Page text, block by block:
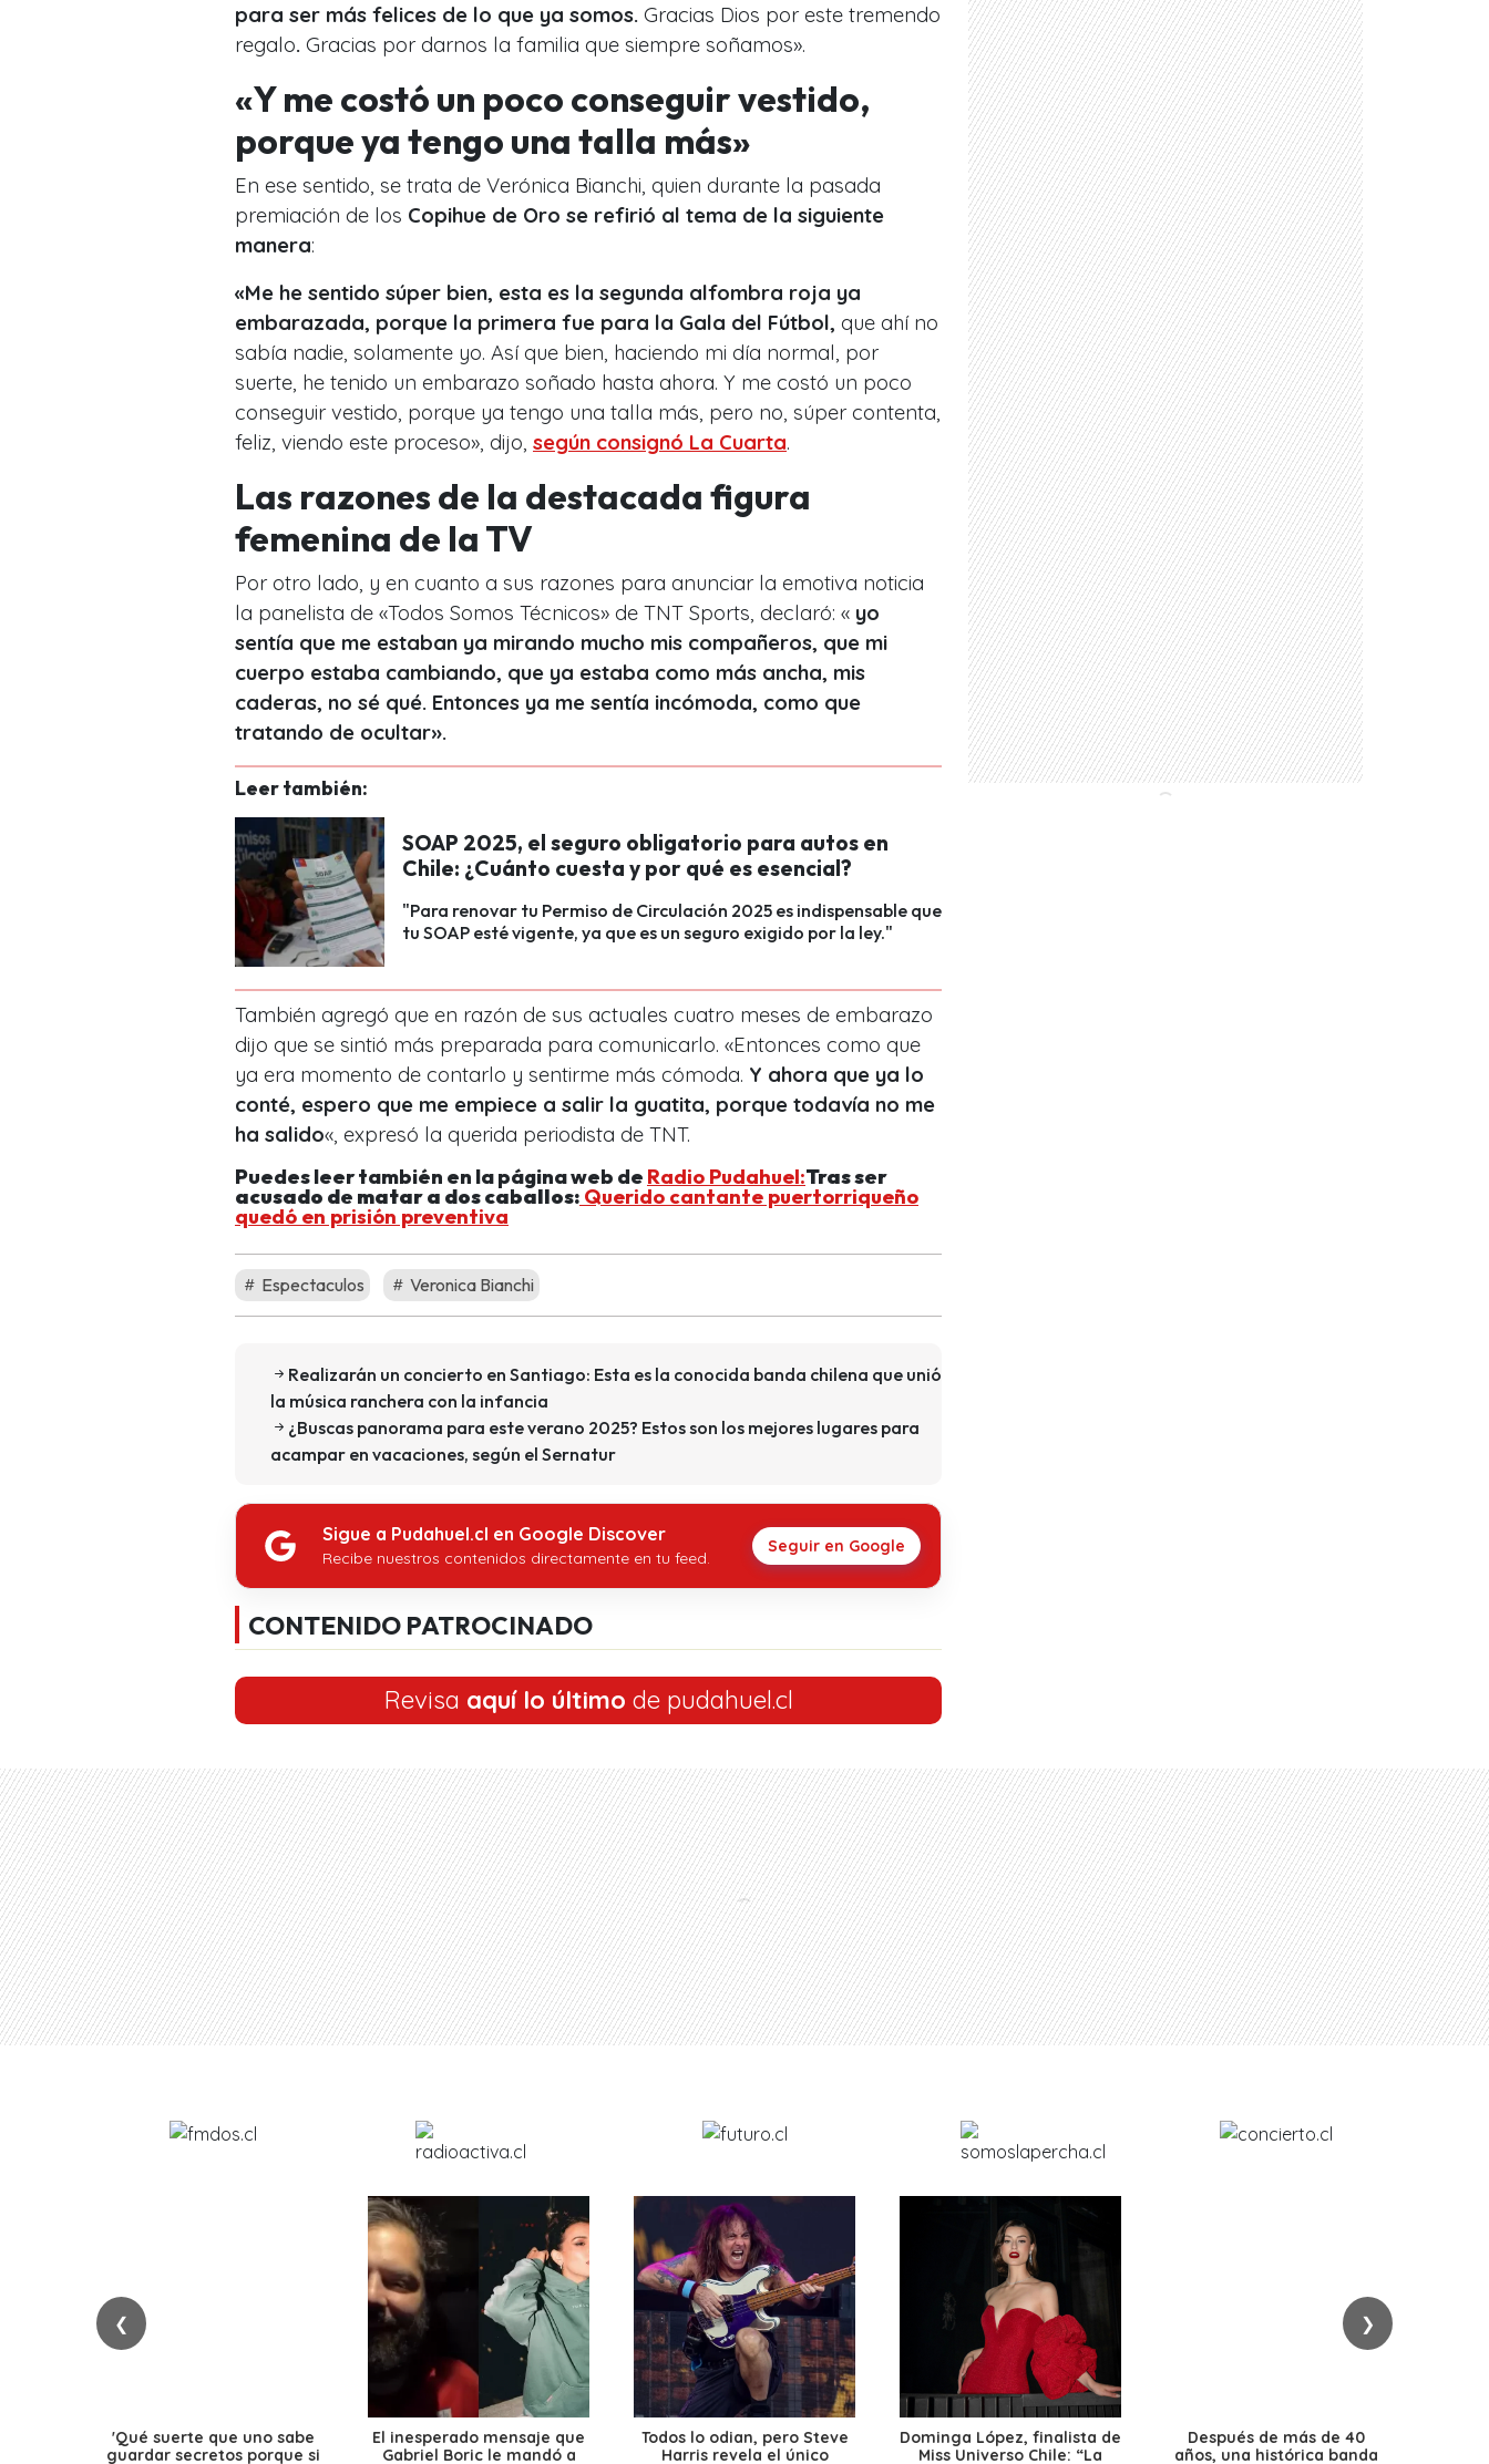
para ser más felices de lo que ya somos. Gracias Dios por este tremendo
regalo. Gracias por darnos la familia que siempre soñamos».
«Y me costó un poco conseguir vestido,
porque ya tengo una talla más»
En ese sentido, se trata de Verónica Bianchi, quien durante la pasada
premiación de los Copihue de Oro se refirió al tema de la siguiente
manera:
«Me he sentido súper bien, esta es la segunda alfombra roja ya
embarazada, porque la primera fue para la Gala del Fútbol, que ahí no
sabía nadie, solamente yo. Así que bien, haciendo mi día normal, por
suerte, he tenido un embarazo soñado hasta ahora. Y me costó un poco
conseguir vestido, porque ya tengo una talla más, pero no, súper contenta,
feliz, viendo este proceso», dijo, según consignó La Cuarta.
Las razones de la destacada figura
femenina de la TV
Por otro lado, y en cuanto a sus razones para anunciar la emotiva noticia
la panelista de «Todos Somos Técnicos» de TNT Sports, declaró: « yo
sentía que me estaban ya mirando mucho mis compañeros, que mi
cuerpo estaba cambiando, que ya estaba como más ancha, mis
caderas, no sé qué. Entonces ya me sentía incómoda, como que
tratando de ocultar».
Leer también:
SOAP 2025, el seguro obligatorio para autos en
Chile: ¿Cuánto cuesta y por qué es esencial?
"Para renovar tu Permiso de Circulación 2025 es indispensable que
tu SOAP esté vigente, ya que es un seguro exigido por la ley."
También agregó que en razón de sus actuales cuatro meses de embarazo
dijo que se sintió más preparada para comunicarlo. «Entonces como que
ya era momento de contarlo y sentirme más cómoda. Y ahora que ya lo
conté, espero que me empiece a salir la guatita, porque todavía no me
ha salido«, expresó la querida periodista de TNT.
Puedes leer también en la página web de Radio Pudahuel:Tras ser
acusado de matar a dos caballos: Querido cantante puertorriqueño
quedó en prisión preventiva
Espectaculos Veronica Bianchi
Realizarán un concierto en Santiago: Esta es la conocida banda chilena que unió
la música ranchera con la infancia
¿Buscas panorama para este verano 2025? Estos son los mejores lugares para
acampar en vacaciones, según el Sernatur
Sigue a Pudahuel.cl en Google Discover
Recibe nuestros contenidos directamente en tu feed.
Seguir en Google
CONTENIDO PATROCINADO
Revisa aquí lo último de pudahuel.cl
❮ ❯
'Qué suerte que uno sabe
guardar secretos porque si
El inesperado mensaje que
Gabriel Boric le mandó a
Todos lo odian, pero Steve
Harris revela el único
Dominga López, finalista de
Miss Universo Chile: “La
Después de más de 40
años, una histórica banda